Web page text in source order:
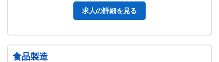
求人の詳細を見る
食品製造